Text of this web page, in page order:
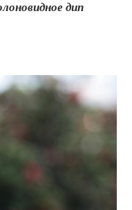
дип